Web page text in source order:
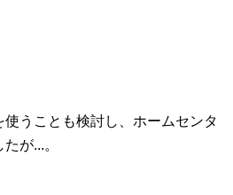
うことも検討し、ホームセンタ
が...。